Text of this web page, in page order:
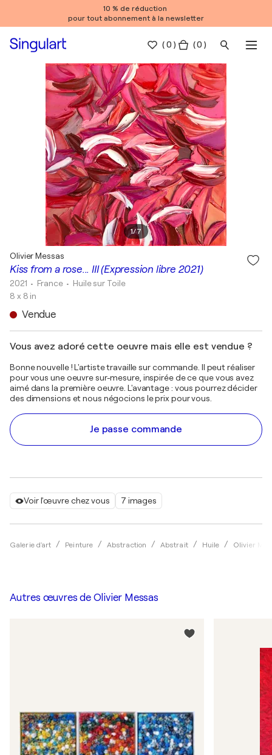
10 % de réduction
pour tout abonnement à la newsletter
(0 ) ( 0 )
1/7
Voir l'œuvre chez vous 7 images
Galerie d'art Peinture Abstraction Abstrait Huile Olivier
Kiss from a rose... III (Expression libre 2021)
Olivier Messas
2021 • France • Huile sur Toile
8 x 8 in
Vendue
Vous avez adoré cette oeuvre mais elle est vendue ?
Bonne nouvelle ! L'artiste travaille sur commande. Il peut réaliser
pour vous une oeuvre sur-mesure, inspirée de ce que vous avez
aimé dans la première oeuvre. L'avantage : vous pourrez décider
des dimensions et nous négocions le prix pour vous.
Je passe commande
Autres œuvres de Olivier Messas